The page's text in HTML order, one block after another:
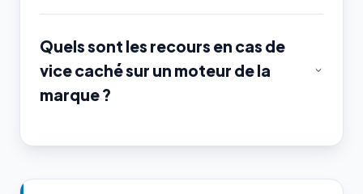
Quels sont les recours en cas de
vice caché sur un moteur de la
marque ?